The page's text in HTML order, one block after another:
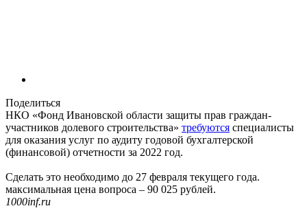
Поделиться
НКО «Фонд Ивановской области защиты прав граждан-
участников долевого строительства» требуются специалисты
для оказания услуг по аудиту годовой бухгалтерской
(финансовой) отчетности за 2022 год.
Сделать это необходимо до 27 февраля текущего года.
максимальная цена вопроса – 90 025 рублей.
1000inf.ru